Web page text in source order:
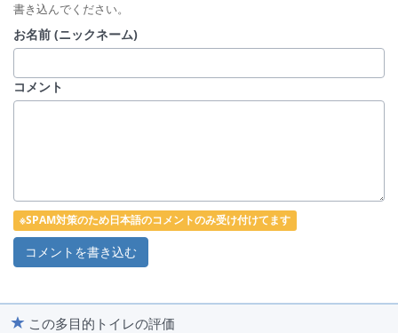
書き込んでください。
お名前 (ニックネーム)
コメント
※SPAM対策のため日本語のコメントのみ受け付けてます
この多目的トイレの評価